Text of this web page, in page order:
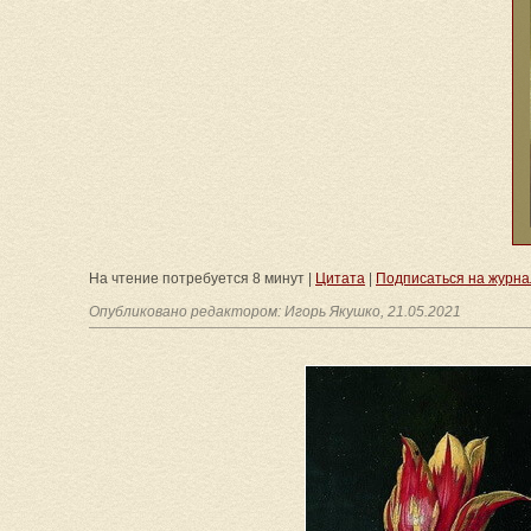
На чтение потребуется 8 минут | Цитата
Подписаться на
Опубликовано редактором: Игорь Якушко, 21.05.2021